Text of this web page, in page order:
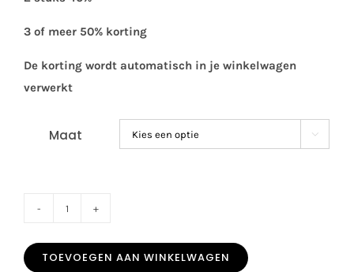
3 of meer 50% korting
De korting wordt automatisch in je winkelwagen
verwerkt
Maat 
Mayoral
kids
TOEVOEGEN AAN WINKELWAGEN